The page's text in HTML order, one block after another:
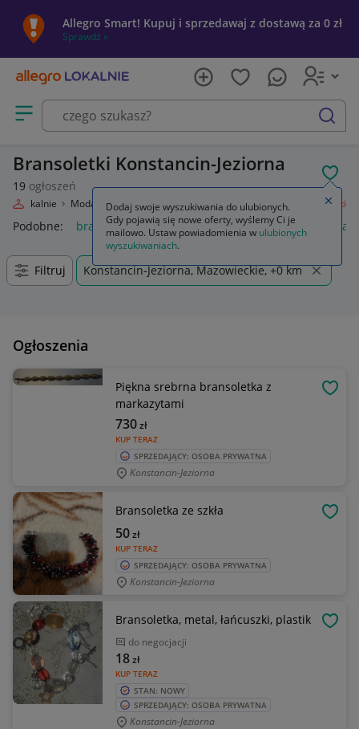
Allegro Smart! Kupuj i sprzedawaj z dostawą za 0 zł
Sprawdź »
Otwórz menu z kategoriami
szukaj
Bransoletki Konstancin-Jeziorna
19 ogłoszeń
Lokalnie Moda Biżuteria i Zegarki Biżuteria damska Bransoletki
Podobne: bransoletki bransoletki złote 585 bransoletki
Filtruj Konstancin-Jeziorna, Mazowieckie, +0 km
Ogłoszenia
Piękna srebrna bransoletka z
markazytami
KUP TERAZ
730zł
SPRZEDAJĄCY: OSOBA PRYWATNA
Konstancin-Jeziorna
Bransoletka ze szkła
KUP TERAZ
50zł
SPRZEDAJĄCY: OSOBA PRYWATNA
Konstancin-Jeziorna
Bransoletka, metal, łańcuszki, plastik
do negocjacji
KUP TERAZ
18zł
STAN: NOWY
SPRZEDAJĄCY: OSOBA PRYWATNA
Konstancin-Jeziorna
Dodaj swoje wyszukiwania do ulubionych.
Gdy pojawią się nowe oferty, wyślemy Ci je
mailowo. Ustaw powiadomienia w ulubionych
wyszukiwaniach.